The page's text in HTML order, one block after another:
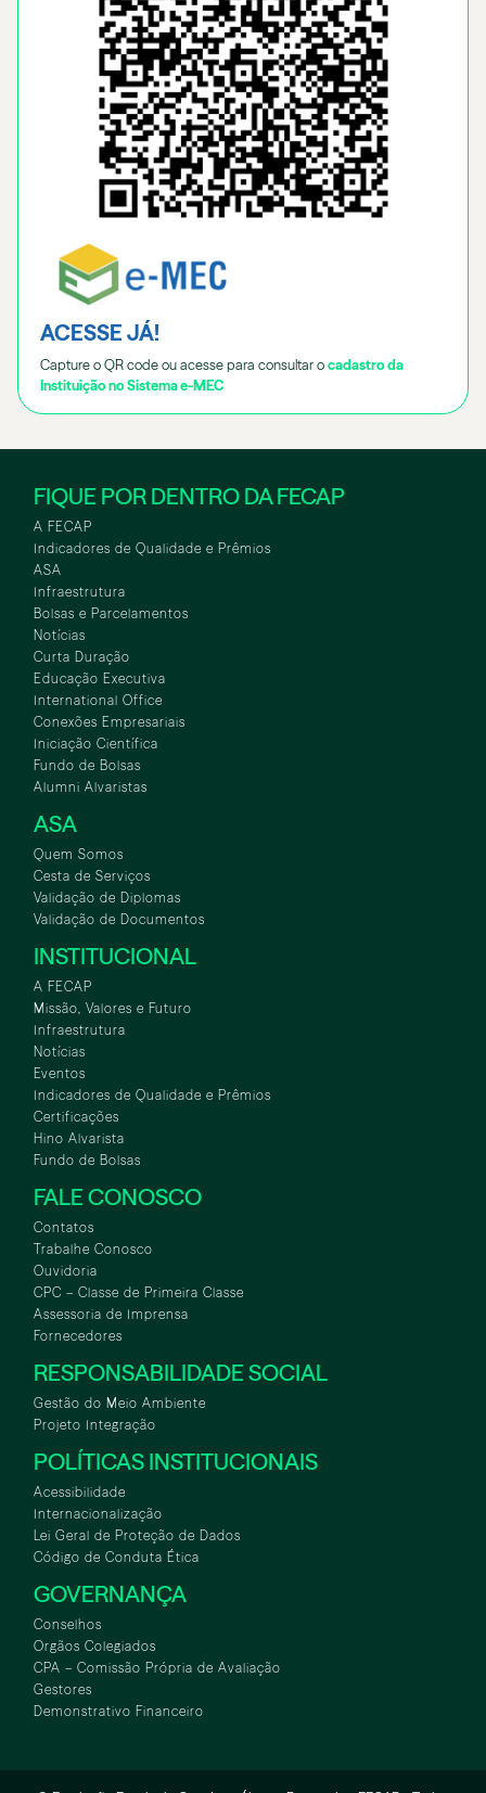
ACESSE JÁ!
Capture o QR code ou acesse para consultar o cadastro da
Instituição no Sistema e-MEC
FIQUE POR DENTRO DA FECAP
A FECAP
Indicadores de Qualidade e Prêmios
ASA
Infraestrutura
Bolsas e Parcelamentos
Notícias
Curta Duração
Educação Executiva
International Office
Conexões Empresariais
Iniciação Científica
Fundo de Bolsas
Alumni Alvaristas
ASA
Quem Somos
Cesta de Serviços
Validação de Diplomas
Validação de Documentos
INSTITUCIONAL
A FECAP
Missão, Valores e Futuro
Infraestrutura
Notícias
Eventos
Indicadores de Qualidade e Prêmios
Certificações
Hino Alvarista
Fundo de Bolsas
FALE CONOSCO
Contatos
Trabalhe Conosco
Ouvidoria
CPC – Classe de Primeira Classe
Assessoria de Imprensa
Fornecedores
RESPONSABILIDADE SOCIAL
Gestão do Meio Ambiente
Projeto Integração
POLÍTICAS INSTITUCIONAIS
Acessibilidade
Internacionalização
Lei Geral de Proteção de Dados
Código de Conduta Ética
GOVERNANÇA
Conselhos
Orgãos Colegiados
CPA – Comissão Própria de Avaliação
Gestores
Demonstrativo Financeiro